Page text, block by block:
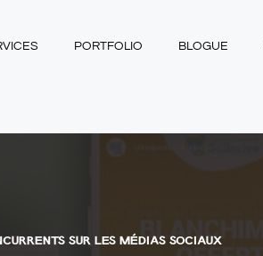
PORTFOLIO BLOGUE
SUR LES MÉDIAS SOCIAUX